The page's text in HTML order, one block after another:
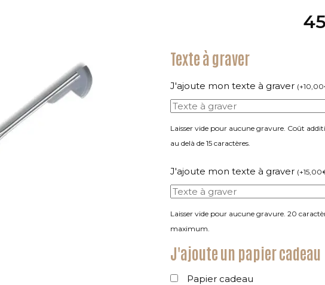
Texte à graver
J'ajoute mon texte à graver (+10,00
Laisser vide pour aucune gravure. Coût
au delà de 15 caractères.
J'ajoute mon texte à graver (+15,00
Laisser vide pour aucune gravure. 20
maximum.
J'ajoute un papier cadeau
Papier cadeau